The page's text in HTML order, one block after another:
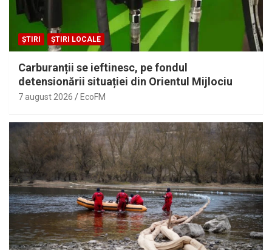
ȘTIRI ȘTIRI LOCALE
Carburanții se ieftinesc, pe fondul
detensionării situației din Orientul Mijlociu
7 august 2026 EcoFM